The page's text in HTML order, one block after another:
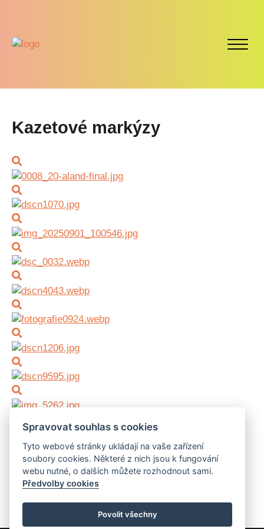
Kazetové markýzy
Spravovat souhlas s cookies
Tyto webové stránky ukládají na vaše zařízení
soubory cookies. Některé z nich jsou k fungování
webu nutné, o dalších můžete rozhodnout sami.
Předvolby cookies
Povolit všechny